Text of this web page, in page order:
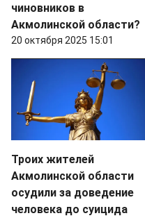
чиновников в
Акмолинской области?
20 октября 2025 15:01
Троих жителей
Акмолинской области
осудили за доведение
человека до суицида